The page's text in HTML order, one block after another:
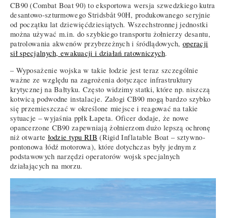
CB90 (Combat Boat 90) to eksportowa wersja szwedzkiego kutra
desantowo-szturmowego Stridsbåt 90H, produkowanego seryjnie
od początku lat dziewięćdziesiątych. Wszechstronnej jednostki
można używać m.in. do szybkiego transportu żołnierzy desantu,
patrolowania akwenów przybrzeżnych i śródlądowych, operacji
sił specjalnych, ewakuacji i działań ratowniczych.
– Wyposażenie wojska w takie łodzie jest teraz szczególnie
ważne ze względu na zagrożenia dotyczące infrastruktury
krytycznej na Bałtyku. Często widzimy statki, które np. niszczą
kotwicą podwodne instalacje. Załogi CB90 mogą bardzo szybko
się przemieszczać w określone miejsce i reagować na takie
sytuacje – wyjaśnia ppłk Łapeta. Oficer dodaje, że nowe
opancerzone CB90 zapewniają żołnierzom dużo lepszą ochronę
niż otwarte łodzie typu RIB (Rigid Inflatable Boat – sztywno-
pontonowa łódź motorowa), które dotychczas były jednym z
podstawowych narzędzi operatorów wojsk specjalnych
działających na morzu.